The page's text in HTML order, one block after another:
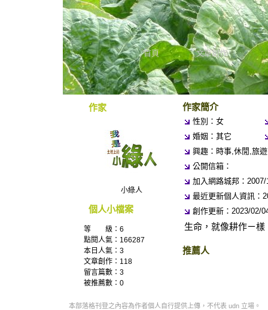
首頁 文章創作
作家
小綠人
個人小檔案
等 級：6
點閱人氣：166287
本日人氣：3
文章創作：118
留言篇數：3
被推薦數： 0
作家簡介
性別：女
婚姻：其它
興趣：時事,休閒,旅
公開信箱：
加入網路城邦：
最近更新個人資訊：
創作更新：2023/02/
生命，就像耕作ㄧ
推薦人
本部落格刊登之內容為作者個人自行提供上傳，不代表 udn 立場。